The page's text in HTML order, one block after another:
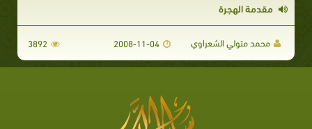
مقدمة الهجرة
محمد متولي الشعراوي 2008-11-04
3892